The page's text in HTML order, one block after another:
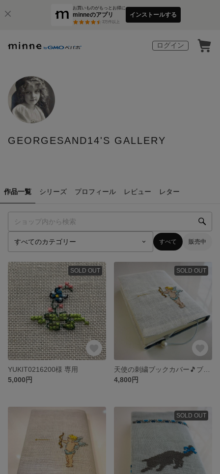
お買いものがもっとお得に
minneのアプリ
3万件以上
インストールする
ログイン
GEORGESAND14'S GALLERY
作品一覧 シリーズ プロフィール レビュー レター
すべて 販売中
SOLD OUT
YUKIT0216200様 専用
5,000円
SOLD OUT
4,800円
SOLD OUT